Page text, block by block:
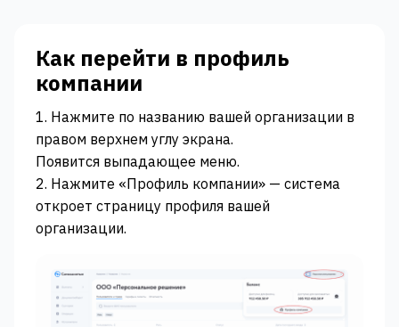
Как перейти в профиль
компании
1. Нажмите по названию вашей организации в
правом верхнем углу экрана.
Появится выпадающее меню.
2. Нажмите «Профиль компании» — система
откроет страницу профиля вашей
организации.